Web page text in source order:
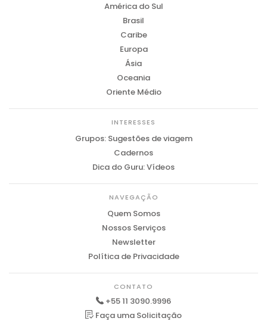
América do Sul
Brasil
Caribe
Europa
Ásia
Oceania
Oriente Médio
INTERESSES
Grupos: Sugestões de viagem
Cadernos
Dica do Guru: Vídeos
NAVEGAÇÃO
Quem Somos
Nossos Serviços
Newsletter
Política de Privacidade
CONTATO
+55 11 3090.9996
Faça uma Solicitação